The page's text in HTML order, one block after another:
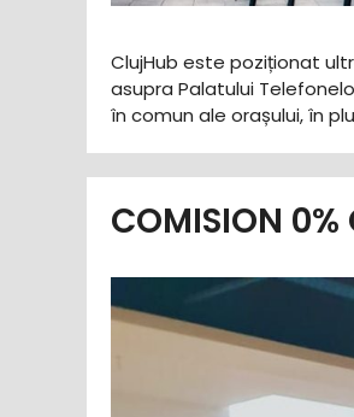
ClujHub este poziționat
asupra Palatului
în comun ale orașului, în
COMISION